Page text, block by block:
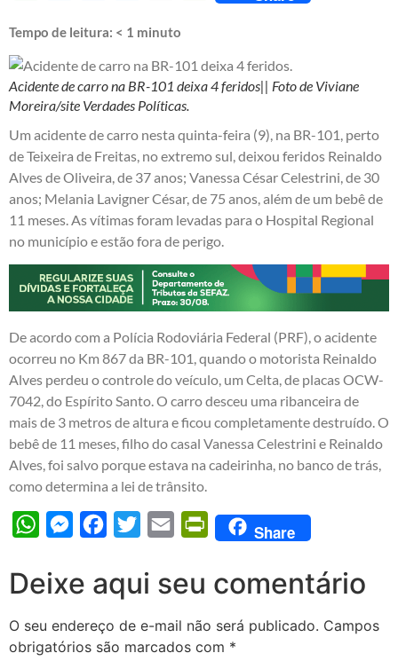
Tempo de leitura: < 1 minuto
Acidente de carro na BR-101 deixa 4 feridos|| Foto de Viviane
Moreira/site Verdades Políticas.
Um acidente de carro nesta quinta-feira (9), na BR-101, perto
de Teixeira de Freitas, no extremo sul, deixou feridos Reinaldo
Alves de Oliveira, de 37 anos; Vanessa César Celestrini, de 30
anos; Melania Lavigner César, de 75 anos, além de um bebê de
11 meses. As vítimas foram levadas para o Hospital Regional
no município e estão fora de perigo.
De acordo com a Polícia Rodoviária Federal (PRF), o acidente
ocorreu no Km 867 da BR-101, quando o motorista Reinaldo
Alves perdeu o controle do veículo, um Celta, de placas OCW-
7042, do Espírito Santo. O carro desceu uma ribanceira de
mais de 3 metros de altura e ficou completamente destruído. O
bebê de 11 meses, filho do casal Vanessa Celestrini e Reinaldo
Alves, foi salvo porque estava na cadeirinha, no banco de trás,
como determina a lei de trânsito.
WhatsAppMessengerFacebook
Twitter Email PrintFriendly
Share
Deixe aqui seu comentário
O seu endereço de e-mail não será publicado. Campos
obrigatórios são marcados com *